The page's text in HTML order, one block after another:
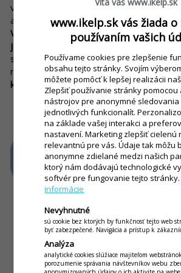
vybráno, pod tlakem jste si objednali
ani moc nechtěli. S QR kódy naštěstí nic
Vaši hosté budou mít dostatek času na to,
jakéhokoliv nátlaku vybrali, na co mají
si náhodou s výběrem nebudou vědět
nějaké otázky,prostřednictvím
kdykoliv zavolat obsluhu doslova na
www.ikelp.sk vás žiada o
používaním vašich
Používame cookies pre zlepšenie
obsahu tejto stránky. Svojím
môžete pomôcť k lepšej realizácii
Zlepšiť používanie stránky pomocou
nástrojov pre anonymné sledovania
jednotlivých funkcionalít.
na základe vašej interakci a
nastavení. Marketing zlepšiť cielenú
relevantnú pre vás. Údaje tak môžu
anonymne zdielané medzi našich
ktorý nám dodávajú technologické
softvér pre fungovanie tejto
informácie
Nevyhnutné
sú cookie bez ktorých by funkčnosť tejto web
byť zabezpečené. Navigácia a prístup k
Analýza
analytické cookies slúžiace majiteľom
porozumenie správania návštevníkov webu